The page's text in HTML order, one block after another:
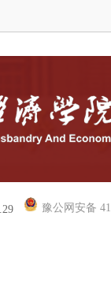
豫公网安备